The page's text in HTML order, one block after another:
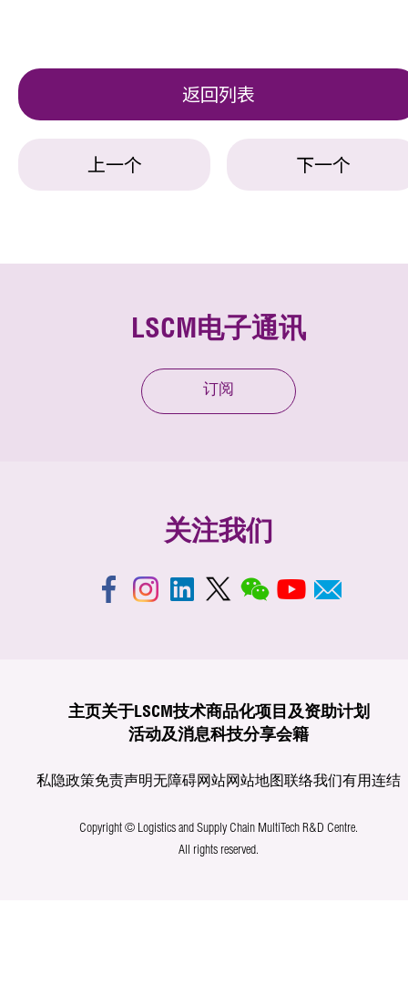
返回列表
上一个 下一个
LSCM电子通讯
订阅
关注我们
主页关于LSCM技术商品化项目及资助计划
活动及消息科技分享会籍
私隐政策免责声明无障碍网站网站地图联络我们有用连结
Copyright © Logistics and Supply Chain MultiTech R&D Centre.
All rights reserved.